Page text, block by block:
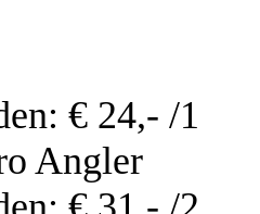
€ 24,- /1
Angler